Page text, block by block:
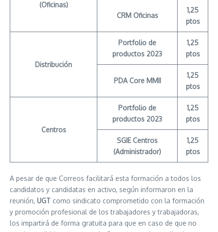
(Oficinas)
CRM Oficinas
1,25
ptos
Distribución
Portfolio de
productos 2023
1,25
ptos
PDA Core MMII
1,25
ptos
Centros
Portfolio de
productos 2023
1,25
ptos
SGIE Centros
(Administrador)
1,25
ptos
A pesar de que Correos facilitará esta formación a todos los
candidatos y candidatas en activo, según informaron en la
reunión, UGT como sindicato comprometido con la formación
y promoción profesional de los trabajadores y trabajadoras,
los impartirá de forma gratuita para que en caso de que no